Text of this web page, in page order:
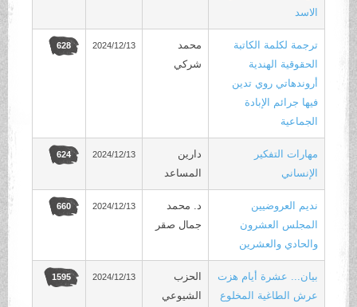
الاسد
ترجمة لكلمة الكاتبة
الحقوقية الهندية
أروندهاتي روي تدين
فيها جرائم الإبادة
الجماعية
محمد
شركي
2024/12/13
628
مهارات التفكير
الإنساني
دارين
المساعد
2024/12/13
624
نديم العروضيين
المجلس العشرون
والحادي والعشرين
د. محمد
جمال صقر
2024/12/13
660
بيان... عشرة أيام هزت
عرش الطاغية المخلوع
الحزب
الشيوعي
2024/12/13
1595